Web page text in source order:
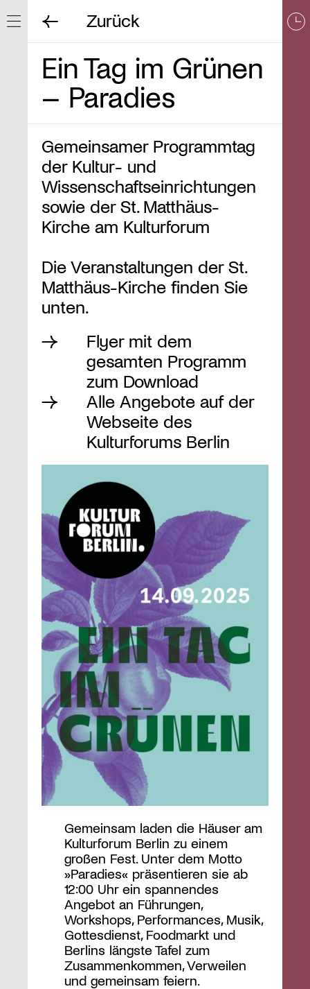
Navigation ein/ausblenden
Zurück
Ein Tag im Grünen
– Paradies
Gemeinsamer Programmtag
der Kultur- und
Wissenschaftseinrichtungen
sowie der St. Matthäus-
Kirche am Kulturforum
Die Veranstaltungen der St.
Matthäus-Kirche finden Sie
unten.
Flyer mit dem
gesamten Programm
zum Download
Alle Angebote auf der
Webseite des
Kulturforums Berlin
Gemeinsam laden die Häuser am
Kulturforum Berlin zu einem
großen Fest. Unter dem Motto
»Paradies« präsentieren sie ab
12:00 Uhr ein spannendes
Angebot an Führungen,
Workshops, Performances, Musik,
Gottesdienst, Foodmarkt und
Berlins längste Tafel zum
Zusammenkommen, Verweilen
und gemeinsam feiern.